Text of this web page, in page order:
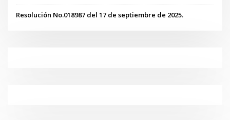
Resolución No.018987 del 17 de septiembre de 2025.